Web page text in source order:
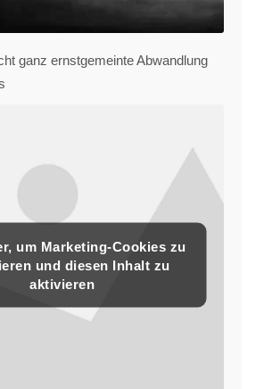
ganz ernstgemeinte Abwandlung
um Marketing-Cookies zu
und diesen Inhalt zu
aktivieren